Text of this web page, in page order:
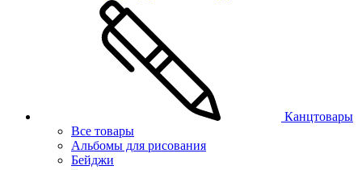
Канцтовары
Все товары
Альбомы для рисования
Бейджи